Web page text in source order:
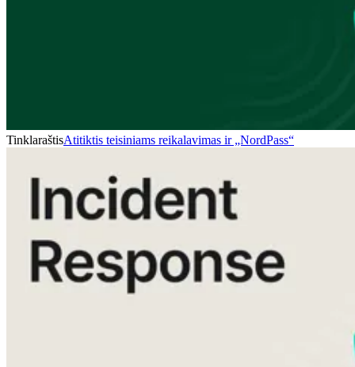
TinklaraštisAtitiktis teisiniams reikalavimas ir „NordPass“